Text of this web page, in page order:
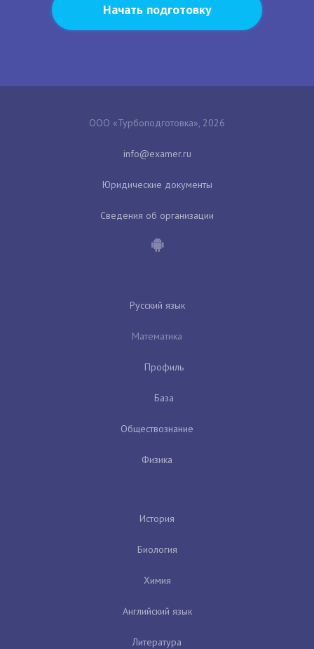
Начать подготовку
ООО «Турбоподготовка», 2026
Юридические документы
Сведения об организации
Русский язык
Математика
Профиль
База
Обществознание
Физика
История
Биология
Химия
Английский язык
Литература